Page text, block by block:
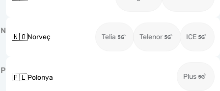
N
🇳🇴Norveç Telia Telenor ICE
P
🇵🇱Polonya Plus